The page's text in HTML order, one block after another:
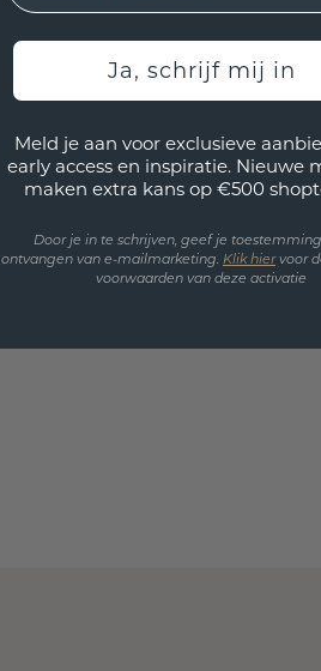
Ja, schrijf mij in
Meld je aan voor exclusieve
early access en inspiratie. Nieuwe
maken extra kans op €500
Door je in te schrijven, geef je
ontvangen van e-mailmarketing. Klik hiervoor
voorwaarden van deze activatie